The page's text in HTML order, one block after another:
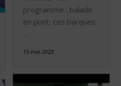
programme : balade
en punt, ces barques
…
13 mai 2023